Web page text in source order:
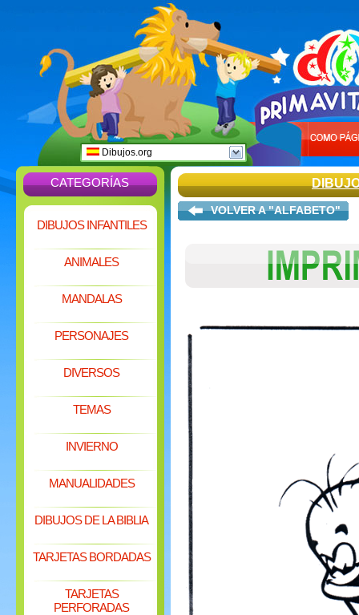
Dibujos.org
CATEGORÍAS
DIBUJOS INFANTILES
ANIMALES
MANDALAS
PERSONAJES
DIVERSOS
TEMAS
INVIERNO
MANUALIDADES
DIBUJOS DE LA BIBLIA
TARJETAS BORDADAS
TARJETAS
PERFORADAS
VOLVER A "ALFABETO"